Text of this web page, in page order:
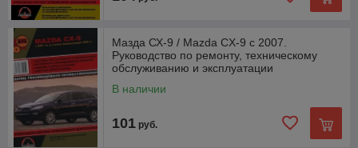
Мазда СХ-9 / Mazda CX-9 с 2007.
Руководство по ремонту, техническому
обслуживанию и эксплуатации
В наличии
101 руб.